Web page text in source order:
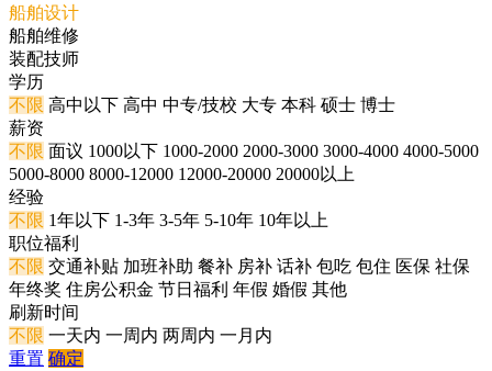
船舶设计
船舶维修
装配技师
学历
不限 高中以下 高中 中专/技校 大专 本科 硕士 博士
薪资
不限 面议 1000以下 1000-2000 2000-3000 3000-4000 4000-5000
5000-8000 8000-12000 12000-20000 20000以上
经验
不限 1年以下 1-3年 3-5年 5-10年 10年以上
职位福利
不限 交通补贴 加班补助 餐补 房补 话补 包吃 包住 医保 社保
年终奖 住房公积金 节日福利 年假 婚假 其他
刷新时间
不限 一天内 一周内 两周内 一月内
重置 确定